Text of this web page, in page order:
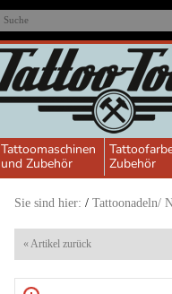
Suche
Tattoomaschinen
und Zubehör
Zubehör
Sie sind hier: / Tattoonadeln/
« Artikel zurück